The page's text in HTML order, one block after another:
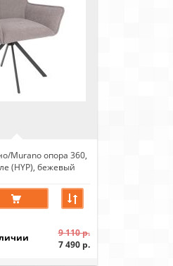
Murano опора 360,
(HYP), бежевый
9 110 р.
7 490 р.